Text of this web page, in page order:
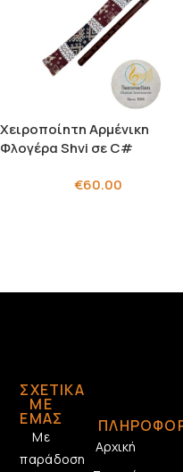
Χειροποίητη Αρμένικη
Φλογέρα Shvi σε C#
€60.00
ΣΧΕΤΙΚΆ
ΜΕ
ΕΜΆΣ
Με
παράδοση
Αρχική